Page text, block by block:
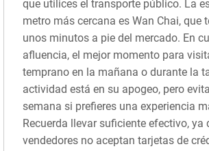
que utilices el transporte público. La
metro más cercana es Wan Chai, que
unos minutos a pie del mercado. En
afluencia, el mejor momento para
temprano en la mañana o durante la
actividad está en su apogeo, pero
semana si prefieres una experiencia
Recuerda llevar suficiente efectivo, ya
vendedores no aceptan tarjetas de